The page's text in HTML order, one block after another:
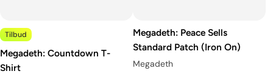
Tilbud
Megadeth: Countdown T-
Shirt
Megadeth: Peace Sells
Standard Patch (Iron On)
Megadeth